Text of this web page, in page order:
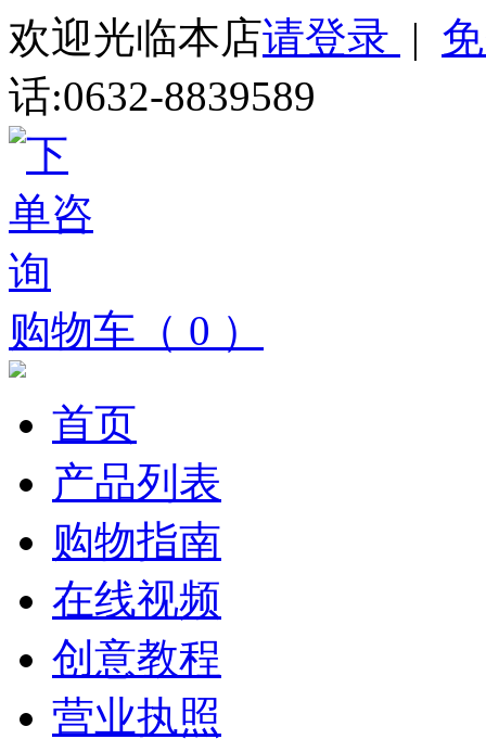
欢迎光临本店请登录 |
话:0632-8839589
购物车（ 0 ）
首页
产品列表
购物指南
在线视频
创意教程
营业执照